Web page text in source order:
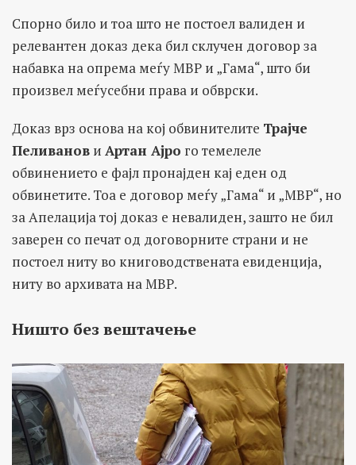
Спорно било и тоа што не постоел валиден и
релевантен доказ дека бил склучен договор за
набавка на опрема меѓу МВР и „Гама“, што би
произвел меѓусебни права и обврски.
Доказ врз основа на кој обвинителите Трајче
Пеливанов и Артан Ајро го темелеле
обвинението е фајл пронајден кај еден од
обвинетите. Тоа е договор меѓу „Гама“ и „МВР“, но
за Апелација тој доказ е невалиден, зашто не бил
заверен со печат од договорните страни и не
постоел ниту во книговодствената евиденција,
ниту во архивата на МВР.
Ништо без вештачење